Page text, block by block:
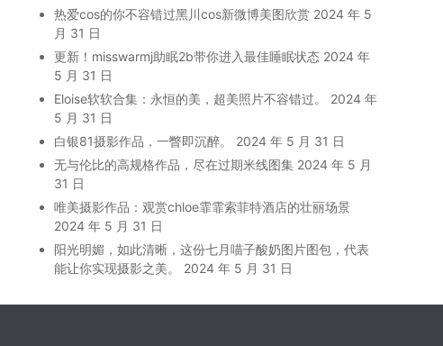
热爱cos的你不容错过黑川cos新微博美图欣赏 2024 年 5
月 31 日
更新！misswarmj助眠2b带你进入最佳睡眠状态 2024 年
5 月 31 日
Eloise软软合集：永恒的美，超美照片不容错过。
2024 年
5 月 31 日
白银81摄影作品，一瞥即沉醉。
2024 年 5 月 31 日
无与伦比的高规格作品，尽在过期米线图集 2024 年 5 月
31 日
唯美摄影作品：观赏chloe霏霏索菲特酒店的壮丽场景
2024 年 5 月 31 日
阳光明媚，如此清晰，这份七月喵子酸奶图片图包，代表
能让你实现摄影之美。
2024 年 5 月 31 日